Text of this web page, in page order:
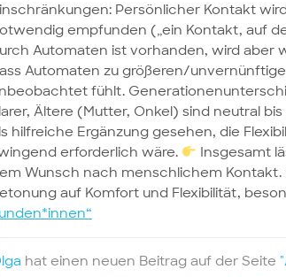
Persönlicher Kontakt
empfunden („ein Kontakt, auf
Automaten ist vorhanden, wird aber
Automaten zu größeren/
fühlt.
Ältere (Mutter, Onkel) sind neutral
hilfreiche Ergänzung gesehen, die
erforderlich wäre.
Insgesamt
Wunsch nach menschlichem
auf Komfort und Flexibilität,
hat einen neuen Beitrag auf der Seite